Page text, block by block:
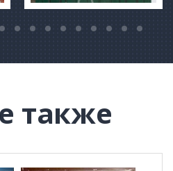
также